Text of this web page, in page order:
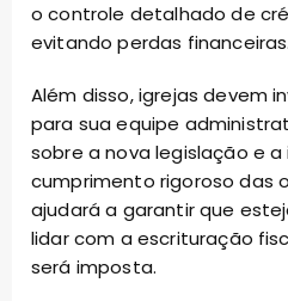
o controle detalhado de
evitando perdas financeiras.
Além disso, igrejas devem
para sua equipe
sobre a nova legislação e
cumprimento rigoroso das
ajudará a garantir que
lidar com a escrituração
será imposta.